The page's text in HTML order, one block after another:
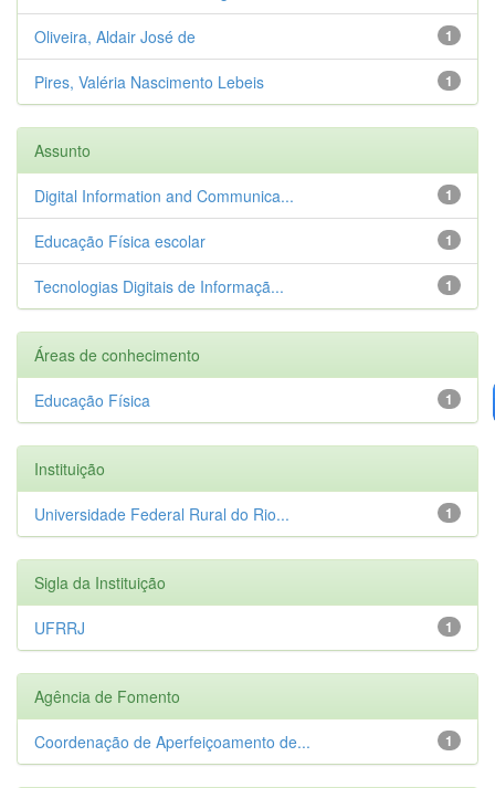
1
Oliveira, Aldair José de
1
Pires, Valéria Nascimento Lebeis
Assunto
1
Digital Information and Communica...
1
Educação Física escolar
1
Tecnologias Digitais de Informaçã...
Áreas de conhecimento
1
Educação Física
Instituição
1
Universidade Federal Rural do Rio...
Sigla da Instituição
1
UFRRJ
Agência de Fomento
1
Coordenação de Aperfeiçoamento de...